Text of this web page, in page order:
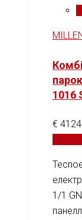
1016
€
1/1